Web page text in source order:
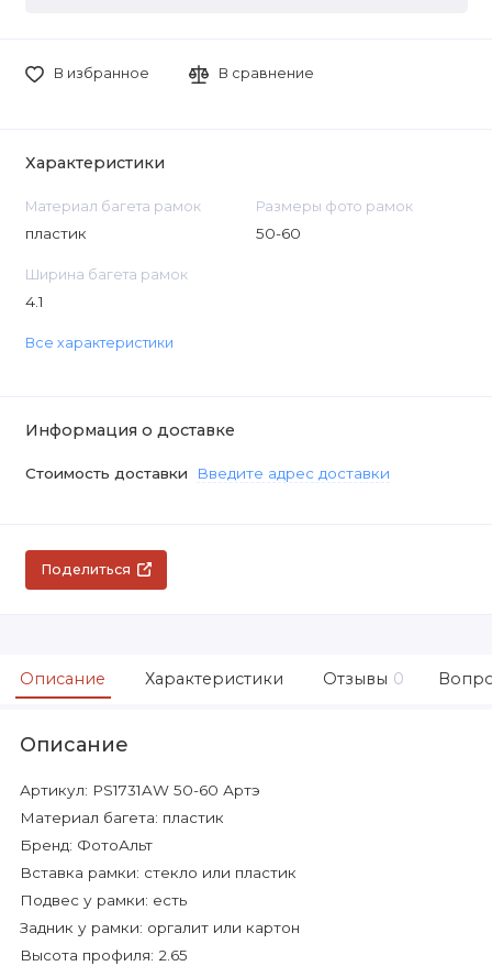
В избранное В сравнение
Характеристики
Материал багета рамок
пластик
Размеры фото рамок
50-60
Ширина багета рамок
4.1
Все характеристики
Информация о доставке
Стоимость доставки Введите адрес доставки
Поделиться
Описание Характеристики Отзывы 0
Описание
Артикул: PS1731AW 50-60 Артэ
Материал багета: пластик
Бренд: ФотоАльт
Вставка рамки: стекло или пластик
Подвес у рамки: есть
Задник у рамки: оргалит или картон
Высота профиля: 2.65